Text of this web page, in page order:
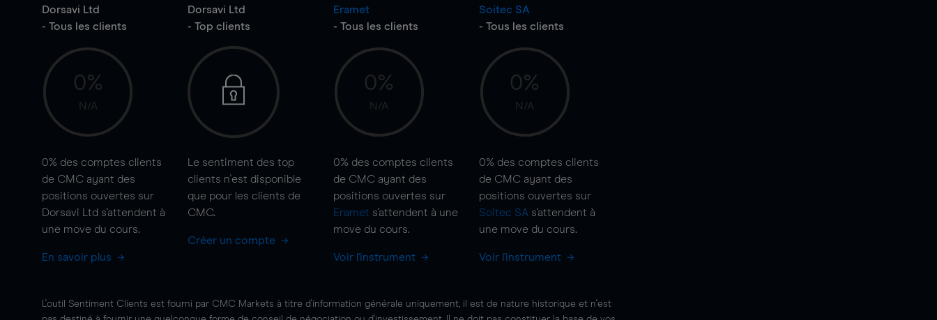
Dorsavi Ltd
- Tous les clients
0%
N/A
0% des comptes clients
de CMC ayant des
positions ouvertes sur
Dorsavi Ltd s'attendent à
une move du cours.
En savoir plus
Dorsavi Ltd
- Top clients
Le sentiment des top
clients n'est disponible
que pour les clients de
CMC.
Créer un compte
Eramet
- Tous les clients
0%
N/A
0% des comptes clients
de CMC ayant des
positions ouvertes sur
Eramet s'attendent à une
move du cours.
Voir l'instrument
Soitec SA
- Tous les clients
0%
N/A
0% des comptes clients
de CMC ayant des
positions ouvertes sur
Soitec SA s'attendent à
une move du cours.
Voir l'instrument
L'outil Sentiment Clients est fourni par CMC Markets à titre d'information générale uniquement, il est de nature historique et n'est